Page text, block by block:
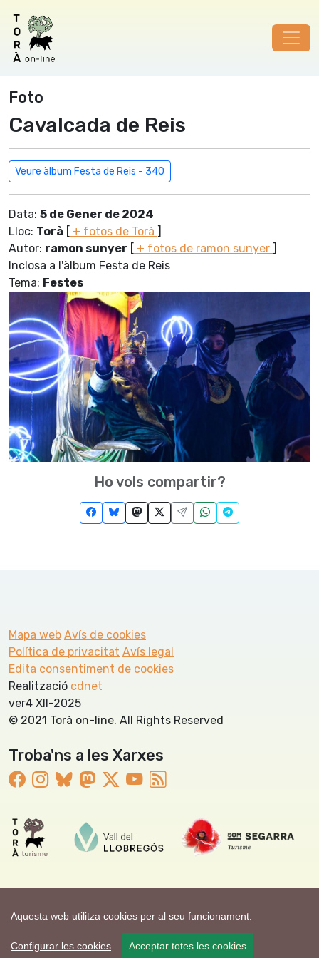
Aquesta web utilitza cookies per al seu funcionament.
Configurar les cookies Acceptar totes les cookies
Foto
Cavalcada de Reis
Veure àlbum Festa de Reis - 340
Data: 5 de Gener de 2024
Lloc: Torà [ + fotos de Torà ]
Autor: ramon sunyer [ + fotos de ramon sunyer ]
Inclosa a l'àlbum Festa de Reis
Tema: Festes
Ho vols compartir?
Mapa web Avís de cookies
Política de privacitat Avís legal
Edita consentiment de cookies
Realització cdnet
ver4 XII-2025
© 2021 Torà on-line. All Rights Reserved
Troba'ns a les Xarxes